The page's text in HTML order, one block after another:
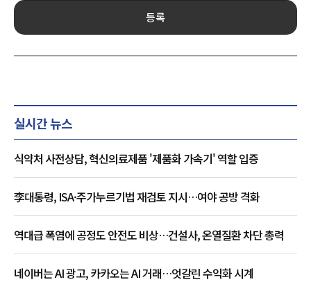
등록
실시간 뉴스
식약처 사전상담, 혁신의료제품 '제품화 가속기' 역할 입증
李대통령, ISA·주가누르기법 재검토 지시…여야 공방 격화
역대급 폭염에 공정도 안전도 비상…건설사, 온열질환 차단 총력
네이버는 AI 광고, 카카오는 AI 거래…엇갈린 수익화 시계